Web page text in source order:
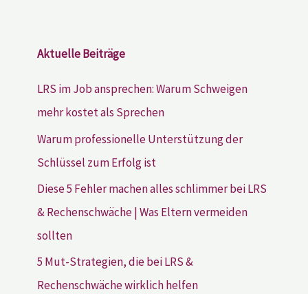
Aktuelle Beiträge
LRS im Job ansprechen: Warum Schweigen
mehr kostet als Sprechen
Warum professionelle Unterstützung der
Schlüssel zum Erfolg ist
Diese 5 Fehler machen alles schlimmer bei LRS
& Rechenschwäche | Was Eltern vermeiden
sollten
5 Mut-Strategien, die bei LRS &
Rechenschwäche wirklich helfen